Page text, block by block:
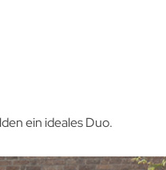
ein ideales Duo.